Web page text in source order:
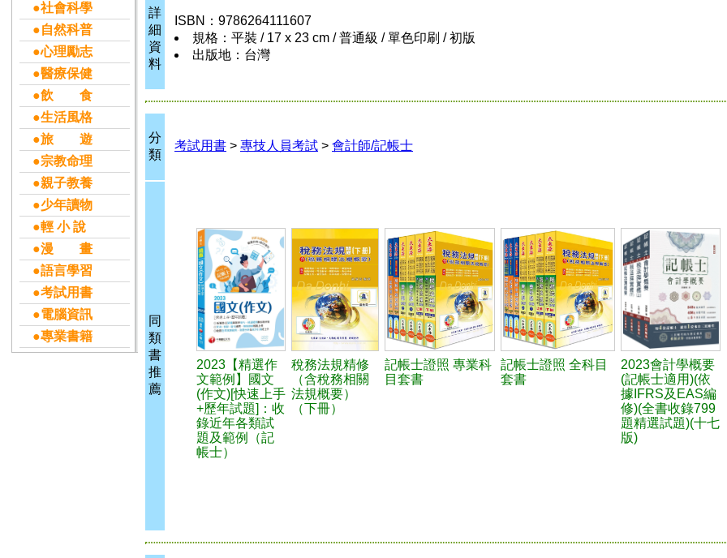
●社會科學
●自然科普
●心理勵志
●醫療保健
●飲 食
●生活風格
●旅 遊
●宗教命理
●親子教養
●少年讀物
●輕 小 說
●漫 畫
●語言學習
●考試用書
●電腦資訊
●專業書籍
詳
細
資
料
ISBN：9786264111607
規格：平裝 / 17 x 23 cm / 普通級 / 單色印刷 / 初版
出版地：台灣
分
類
考試用書 > 專技人員考試 > 會計師/記帳士
同
類
書
推
薦
2023【精選作
文範例】國文
(作文)[快速上手
+歷年試題]：收
錄近年各類試
題及範例（記
帳士）
稅務法規精修
（含稅務相關
法規概要）
（下冊）
記帳士證照 專業科
目套書
記帳士證照 全科目
套書
2023會計學概要
(記帳士適用)(依
據IFRS及EAS編
修)(全書收錄799
題精選試題)(十七
版)